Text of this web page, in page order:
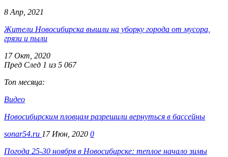
8 Апр, 2021
Жители Новосибирска вышли на уборку города от мусора,
грязи и пыли
17 Окт, 2020
Пред След 1 из 5 067
Топ месяца:
Видео
Новосибирским пловцам разрешили вернуться в бассейны
sonar54.ru 17 Июн, 2020 0
Погода 25-30 ноября в Новосибирске: теплое начало зимы